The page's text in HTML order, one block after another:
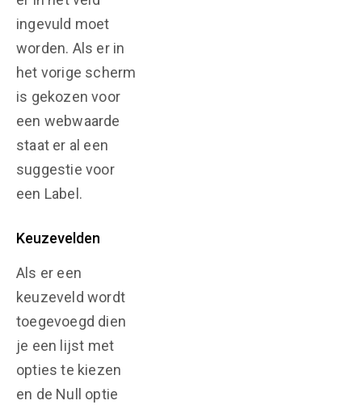
ingevuld moet
worden. Als er in
het vorige scherm
is gekozen voor
een webwaarde
staat er al een
suggestie voor
een Label.
Keuzevelden
Als er een
keuzeveld wordt
toegevoegd dien
je een lijst met
opties te kiezen
en de Null optie